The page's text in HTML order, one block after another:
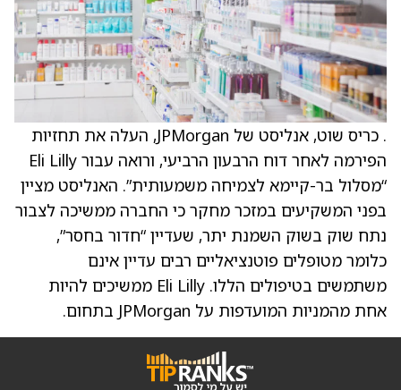
. כריס שוט, אנליסט של JPMorgan, העלה את תחזיות
הפירמה לאחר דוח הרבעון הרביעי, ורואה עבור Eli Lilly
“מסלול בר-קיימא לצמיחה משמעותית”. האנליסט מציין
בפני המשקיעים במזכר מחקר כי החברה ממשיכה לצבור
נתח שוק בשוק השמנת יתר, שעדיין “חדור בחסר”,
כלומר מטופלים פוטנציאליים רבים עדיין אינם
משתמשים בטיפולים הללו. Eli Lilly ממשיכים להיות
אחת מהמניות המועדפות על JPMorgan בתחום.